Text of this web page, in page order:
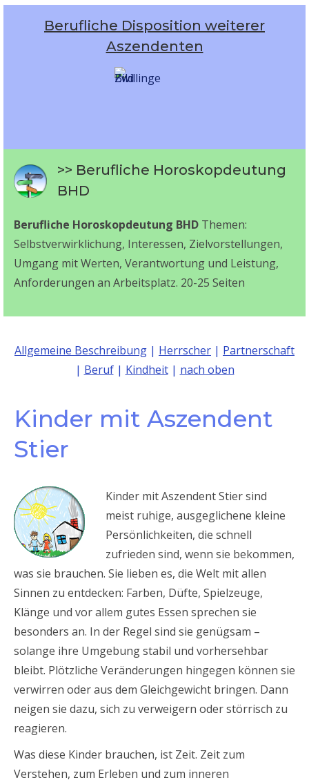
Berufliche Disposition weiterer
Aszendenten
>> Berufliche Horoskopdeutung
BHD
Berufliche Horoskopdeutung BHD Themen:
Selbstverwirklichung, Interessen, Zielvorstellungen,
Umgang mit Werten, Verantwortung und Leistung,
Anforderungen an Arbeitsplatz. 20-25 Seiten
Allgemeine Beschreibung | Herrscher | Partnerschaft
| Beruf| Kindheit| nach oben
Kinder mit Aszendent
Stier
Kinder mit Aszendent Stier sind
meist ruhige, ausgeglichene kleine
Persönlichkeiten, die schnell
zufrieden sind, wenn sie bekommen,
was sie brauchen. Sie lieben es, die Welt mit allen
Sinnen zu entdecken: Farben, Düfte, Spielzeuge,
Klänge und vor allem gutes Essen sprechen sie
besonders an. In der Regel sind sie genügsam –
solange ihre Umgebung stabil und vorhersehbar
bleibt. Plötzliche Veränderungen hingegen können sie
verwirren oder aus dem Gleichgewicht bringen. Dann
neigen sie dazu, sich zu verweigern oder störrisch zu
reagieren.
Was diese Kinder brauchen, ist Zeit. Zeit zum
Verstehen, zum Erleben und zum inneren